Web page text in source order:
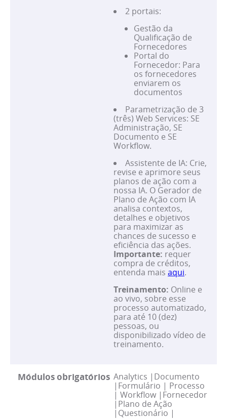
2 portais:
Gestão da
Qualificação de
Fornecedores
Portal do
Fornecedor: Para
os fornecedores
enviarem os
documentos
Parametrização de 3
(três) Web Services: SE
Administração, SE
Documento e SE
Workflow.
Assistente de IA: Crie,
revise e aprimore seus
planos de ação com a
nossa IA. O Gerador de
Plano de Ação com IA
analisa contextos,
detalhes e objetivos
para maximizar as
chances de sucesso e
eficiência das ações.
Importante: requer
compra de créditos,
entenda mais aqui.
Treinamento: Online e
ao vivo, sobre esse
processo automatizado,
para até 10 (dez)
pessoas, ou
disponibilizado vídeo de
treinamento.
Módulos obrigatórios Analytics | Documento
| Formulário | Processo
| Workflow | Fornecedor
| Plano de Ação
| Questionário |